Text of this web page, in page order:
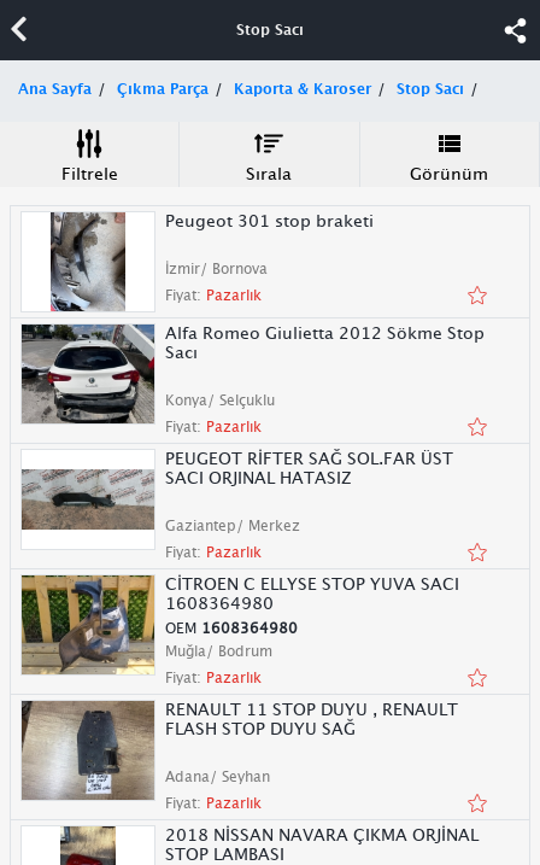
Stop Sacı
Ana Sayfa Çıkma Parça Kaporta & Karoser Stop Sacı
Filtrele Sırala Görünüm
Peugeot 301 stop braketi
İzmir/ Bornova
Fiyat: Pazarlık
Alfa Romeo Giulietta 2012 Sökme Stop
Sacı
Konya/ Selçuklu
Fiyat: Pazarlık
PEUGEOT RİFTER SAĞ SOL.FAR ÜST
SACI ORJINAL HATASIZ
Gaziantep/ Merkez
Fiyat: Pazarlık
CİTROEN C ELLYSE STOP YUVA SACI
1608364980
OEM 1608364980
Muğla/ Bodrum
Fiyat: Pazarlık
RENAULT 11 STOP DUYU , RENAULT
FLASH STOP DUYU SAĞ
Adana/ Seyhan
Fiyat: Pazarlık
2018 NİSSAN NAVARA ÇIKMA ORJİNAL
STOP LAMBASI